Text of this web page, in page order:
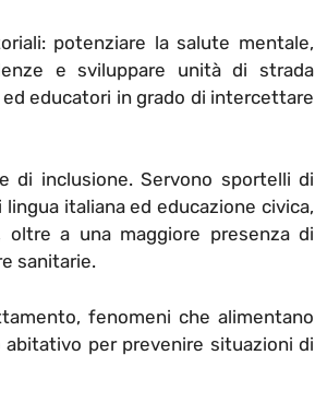
potenziare la salute mentale,
e sviluppare unità di strada
educatori in grado di intercettare
di inclusione. Servono sportelli di
italiana ed educazione civica,
a una maggiore presenza di
sanitarie.
fenomeni che alimentano
per prevenire situazioni di